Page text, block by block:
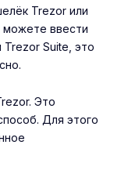
Trezor или
ввести
Suite, это
Это
Для этого